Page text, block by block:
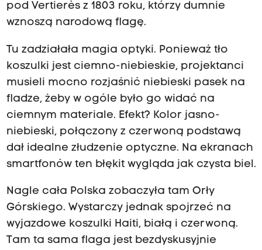
pod Vertierès z 1803 roku, którzy dumnie
wznoszą narodową flagę.
Tu zadziałała magia optyki. Ponieważ tło
koszulki jest ciemno-niebieskie, projektanci
musieli mocno rozjaśnić niebieski pasek na
fladze, żeby w ogóle było go widać na
ciemnym materiale. Efekt? Kolor jasno-
niebieski, połączony z czerwoną podstawą
dał idealne złudzenie optyczne. Na ekranach
smartfonów ten błękit wygląda jak czysta biel.
Nagle cała Polska zobaczyła tam Orły
Górskiego. Wystarczy jednak spojrzeć na
wyjazdowe koszulki Haiti, białą i czerwoną.
Tam ta sama flaga jest bezdyskusyjnie